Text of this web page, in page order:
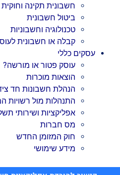
חשבונית תקינה וחוקית
ביטול חשבונית
טכנולוגיה וחשבוניות
קבלה או חשבונית
עסקים כללי
עוסק פטור או מורשה?
הוצאות מוכרות
הנהלת חשבונות חד
התנהלות מול רשויות
אפליקציות ושירותי
מס חברות
חוק המזומן החדש
מידע שימושי